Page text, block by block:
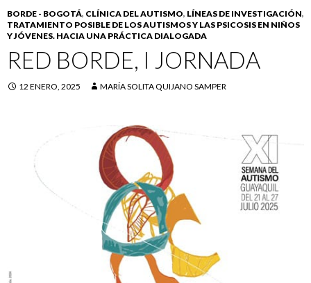
BORDE - BOGOTÁ, CLÍNICA DEL AUTISMO, LÍNEAS DE INVESTIGACIÓN,
TRATAMIENTO POSIBLE DE LOS AUTISMOS Y LAS PSICOSIS EN NIÑOS
Y JÓVENES. HACIA UNA PRÁCTICA DIALOGADA
RED BORDE, I JORNADA
12 ENERO, 2025 MARÍA SOLITA QUIJANO SAMPER